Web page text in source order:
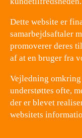
Dette website er
samarbejdsaftaler
promoverer deres
af at en bruger fra
Vejledning
understøttes ofte,
der er blevet
websitets